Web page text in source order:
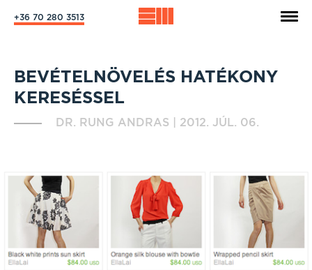
+36 70 280 3513
BEVÉTELNÖVELÉS HATÉKONY
KERESÉSSEL
DR. RUNG ANDRAS 2012. JÚL. 06.